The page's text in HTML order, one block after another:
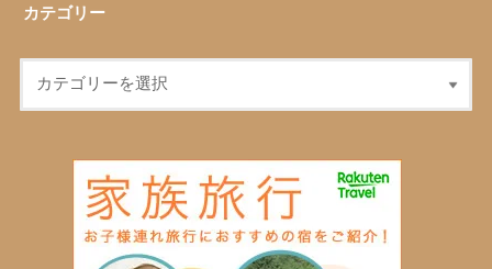
カテゴリー